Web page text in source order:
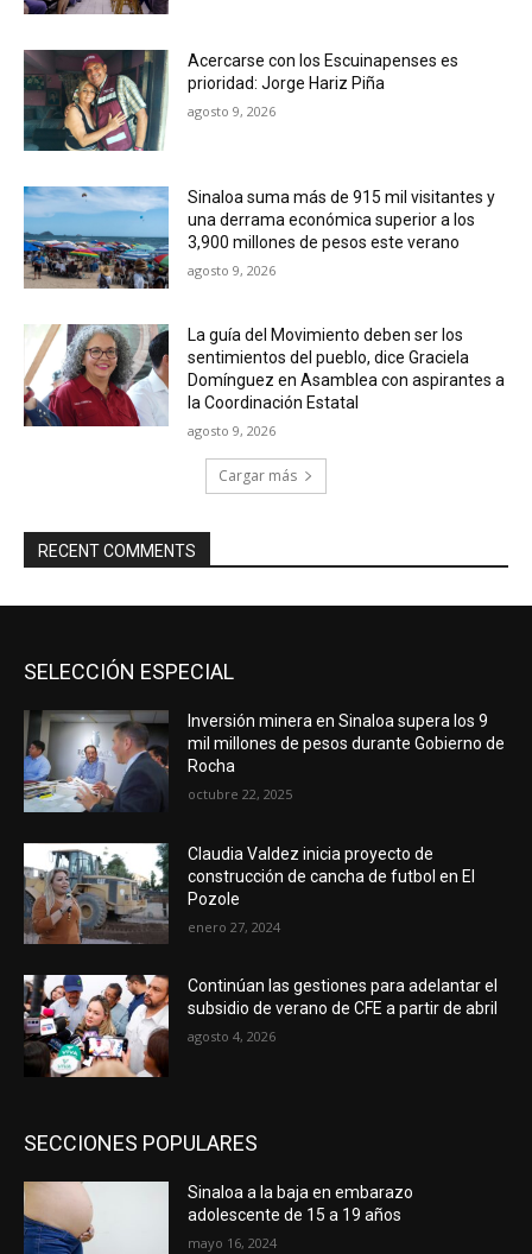
Acercarse con los Escuinapenses es
prioridad: Jorge Hariz Piña
agosto 9, 2026
Sinaloa suma más de 915 mil visitantes y
una derrama económica superior a los
3,900 millones de pesos este verano
agosto 9, 2026
La guía del Movimiento deben ser los
sentimientos del pueblo, dice Graciela
Domínguez en Asamblea con aspirantes a
la Coordinación Estatal
agosto 9, 2026
Cargar más
RECENT COMMENTS
SELECCIÓN ESPECIAL
Inversión minera en Sinaloa supera los 9
mil millones de pesos durante Gobierno de
Rocha
octubre 22, 2025
Claudia Valdez inicia proyecto de
construcción de cancha de futbol en El
Pozole
enero 27, 2024
Continúan las gestiones para adelantar el
subsidio de verano de CFE a partir de abril
agosto 4, 2026
SECCIONES POPULARES
Sinaloa a la baja en embarazo
adolescente de 15 a 19 años
mayo 16, 2024